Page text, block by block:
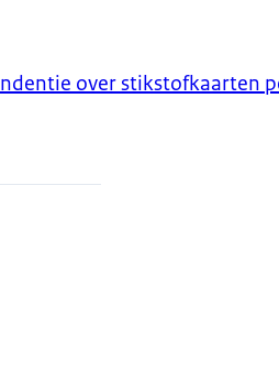
over stikstofkaarten